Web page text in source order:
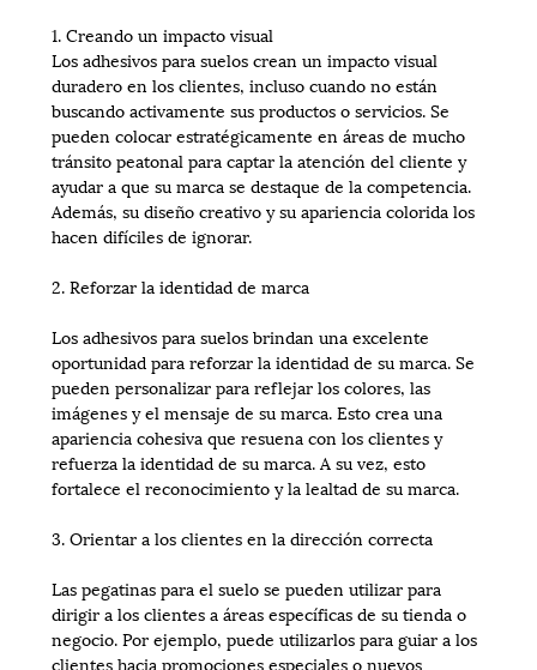
1. Creando un impacto visual
Los adhesivos para suelos crean un impacto visual
duradero en los clientes, incluso cuando no están
buscando activamente sus productos o servicios. Se
pueden colocar estratégicamente en áreas de mucho
tránsito peatonal para captar la atención del cliente y
ayudar a que su marca se destaque de la competencia.
Además, su diseño creativo y su apariencia colorida los
hacen difíciles de ignorar.
2. Reforzar la identidad de marca
Los adhesivos para suelos brindan una excelente
oportunidad para reforzar la identidad de su marca. Se
pueden personalizar para reflejar los colores, las
imágenes y el mensaje de su marca. Esto crea una
apariencia cohesiva que resuena con los clientes y
refuerza la identidad de su marca. A su vez, esto
fortalece el reconocimiento y la lealtad de su marca.
3. Orientar a los clientes en la dirección correcta
Las pegatinas para el suelo se pueden utilizar para
dirigir a los clientes a áreas específicas de su tienda o
negocio. Por ejemplo, puede utilizarlos para guiar a los
clientes hacia promociones especiales o nuevos